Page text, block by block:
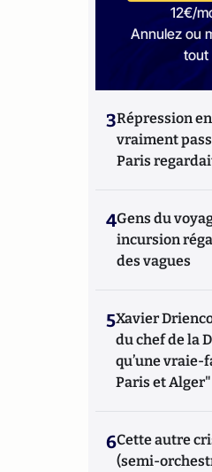
12€/
Annulez ou
tout
3Répression
vraiment
Paris
4Gens du
incursion
des vagues
5Xavier
du chef de la
qu’une vraie-
Paris et Alger"
6Cette autre
(semi-